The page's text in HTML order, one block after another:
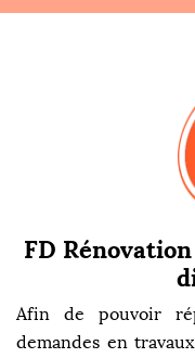
FD
Afin de pouvoir
demandes en